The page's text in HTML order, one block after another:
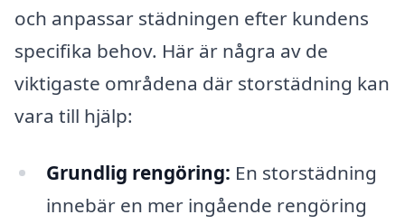
och anpassar städningen efter kundens
specifika behov. Här är några av de
viktigaste områdena där storstädning kan
vara till hjälp:
Grundlig rengöring: En storstädning
innebär en mer ingående rengöring